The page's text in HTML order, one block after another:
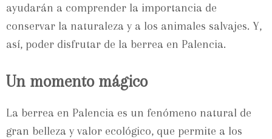
ayudarán a comprender la importancia de
conservar la naturaleza y a los animales salvajes. Y,
así, poder disfrutar de la berrea en Palencia.
Un momento mágico
La berrea en Palencia es un fenómeno natural de
gran belleza y valor ecológico, que permite a los